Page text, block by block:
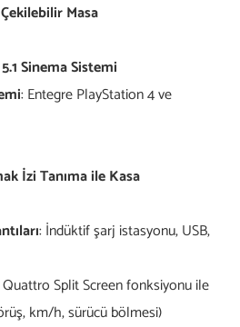
Masa
Sinema Sistemi
: Entegre PlayStation 4 ve
İzi Tanıma ile Kasa
: İndüktif şarj istasyonu, USB,
Split Screen fonksiyonu ile
km/h, sürücü bölmesi)